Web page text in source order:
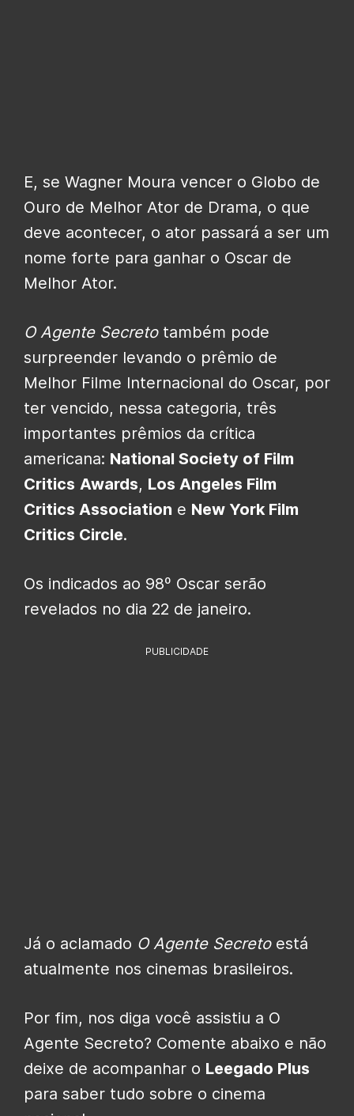
E, se Wagner Moura vencer o Globo de
Ouro de Melhor Ator de Drama, o que
deve acontecer, o ator passará a ser um
nome forte para ganhar o Oscar de
Melhor Ator.
O Agente Secretotambém pode
surpreender levando o prêmio de
Melhor Filme Internacional do Oscar, por
ter vencido, nessa categoria, três
importantes prêmios da crítica
americana: National Society of Film
Critics Awards, Los Angeles Film
Critics Association e New York Film
Critics Circle.
Os indicados ao 98º Oscar serão
revelados no dia 22 de janeiro.
PUBLICIDADE
Já o aclamado O Agente Secretoestá
atualmente nos cinemas brasileiros.
Por fim, nos diga você assistiu a O
Agente Secreto? Comente abaixo e não
deixe de acompanhar o Leegado Plus
para saber tudo sobre o cinema